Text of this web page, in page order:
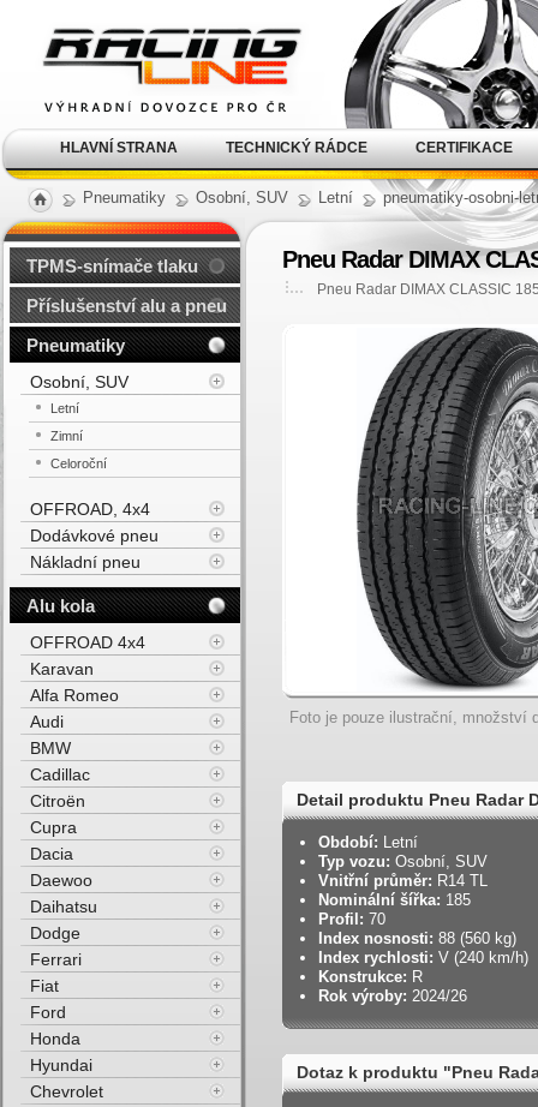
Pneumatiky Osobní, SUV Letní pneumatiky-osobni-
Pneu Radar DIMAX
Pneu Radar DIMAX CLASSIC
Foto je pouze ilustrační, množství
Detail produktu Pneu Radar
Období: Letní
Typ vozu: Osobní, SUV
Vnitřní průměr: R14 TL
Nominální šířka: 185
Profil: 70
Index nosnosti: 88 (560 kg)
Index rychlosti: V (240 km/h)
Konstrukce: R
Rok výroby: 2024/26
Dotaz k produktu "Pneu
TPMS-snímače tlaku
Příslušenství alu a pneu
Pneumatiky
Osobní, SUV
Letní
Zimní
Celoroční
OFFROAD, 4x4
Dodávkové pneu
Nákladní pneu
Alu kola
OFFROAD 4x4
Karavan
Alfa Romeo
Audi
BMW
Cadillac
Citroën
Cupra
Dacia
Daewoo
Daihatsu
Dodge
Ferrari
Fiat
Ford
Honda
Hyundai
Chevrolet
kola Racing Line
HLAVNÍ STRANA TECHNICKÝ RÁDCE CERTIFIKACE